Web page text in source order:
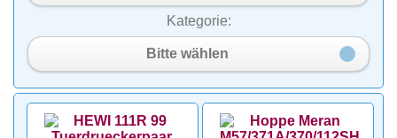
Kategorie:
Bitte wählen